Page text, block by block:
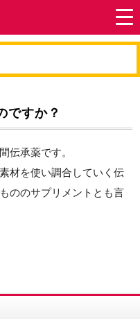
ですか？
伝承薬です。
材を使い調合していく伝
ののサプリメントとも言